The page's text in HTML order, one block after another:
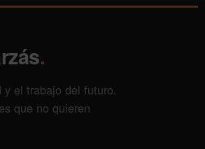
.
y el trabajo del futuro.
que no quieren